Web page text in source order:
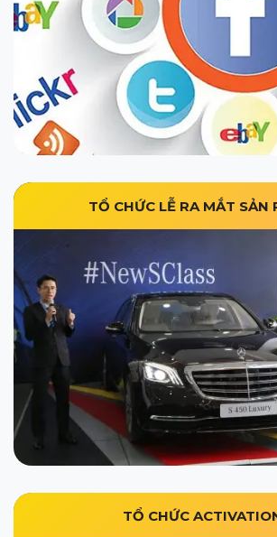
TỔ CHỨC LỄ RA MẮT SẢN
TỔ CHỨC